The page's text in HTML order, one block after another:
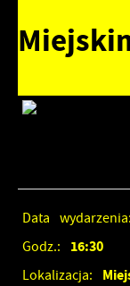
Data wydarzenia:
Godz.: 16:30
Lokalizacja: